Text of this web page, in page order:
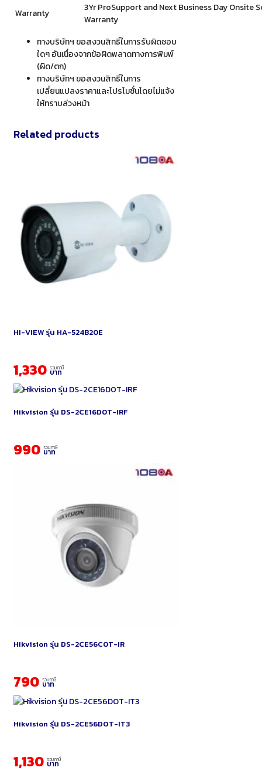
Warranty
3Yr ProSupport and Next Business Day Onsite
Warranty
ทางบริษัทฯ ขอสงวนสิทธิ์ในการรับผิดชอบ
ใดๆ อันเนื่องจากข้อผิดพลาดทางการพิมพ์
(ผิด/ตก)
ทางบริษัทฯ ขอสงวนสิทธิ์ในการ
เปลี่ยนแปลงราคาและโปรโมชั่นโดยไม่แจ้ง
ให้ทราบล่วงหน้า
Related products
HI-VIEW รุ่น HA-524B20E
1,330 รวมภาษี
บาท
Hikvision รุ่น DS-2CE16D0T-IRF
990 รวมภาษี
บาท
Hikvision รุ่น DS-2CE56C0T-IR
790 รวมภาษี
บาท
Hikvision รุ่น DS-2CE56DOT-IT3
1,130 รวมภาษี
บาท